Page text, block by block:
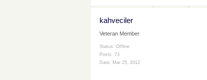
kahveciler
Veteran Member
Status: Offline
Posts: 73
Date: Mar 25, 2012